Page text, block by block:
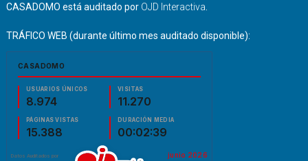
CASADOMO está auditado por OJD Interactiva
TRÁFICO WEB (durante último mes auditado disponible):